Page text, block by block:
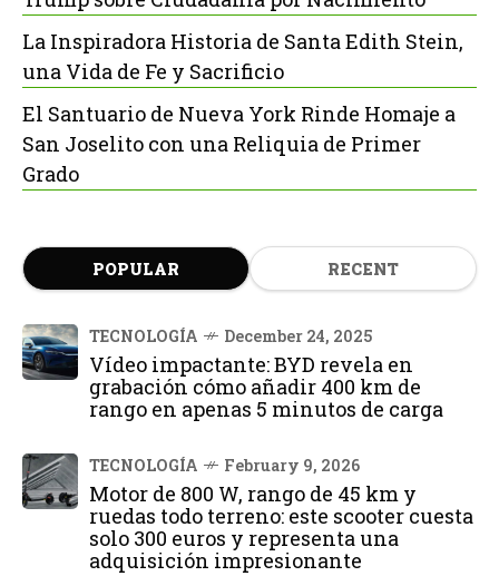
La Inspiradora Historia de Santa Edith Stein,
una Vida de Fe y Sacrificio
El Santuario de Nueva York Rinde Homaje a
San Joselito con una Reliquia de Primer
Grado
POPULAR RECENT
TECNOLOGÍA December 24, 2025
Vídeo impactante: BYD revela en
grabación cómo añadir 400 km de
rango en apenas 5 minutos de carga
TECNOLOGÍA February 9, 2026
Motor de 800 W, rango de 45 km y
ruedas todo terreno: este scooter cuesta
solo 300 euros y representa una
adquisición impresionante